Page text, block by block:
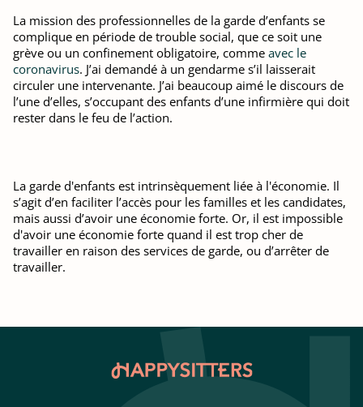
La mission des professionnelles de la garde d’enfants se
complique en période de trouble social, que ce soit une
grève ou un confinement obligatoire, comme avec le
coronavirus. J’ai demandé à un gendarme s’il laisserait
circuler une intervenante. J’ai beaucoup aimé le discours de
l’une d’elles, s’occupant des enfants d’une infirmière qui doit
rester dans le feu de l’action.
La garde d'enfants est intrinsèquement liée à l'économie. Il
s’agit d’en faciliter l’accès pour les familles et les candidates,
mais aussi d’avoir une économie forte. Or, il est impossible
d'avoir une économie forte quand il est trop cher de
travailler en raison des services de garde, ou d’arrêter de
travailler.